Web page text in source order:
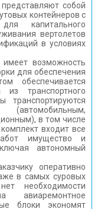
собой
контейнеров с
капитального
вертолетов
в условиях
возможность
для обеспечения
обеспечивается
транспортного
в том числе
входит все
имущество и
автономный
оперативно
в самых суровых
необходимости
авиаремонтное
блоки экономят